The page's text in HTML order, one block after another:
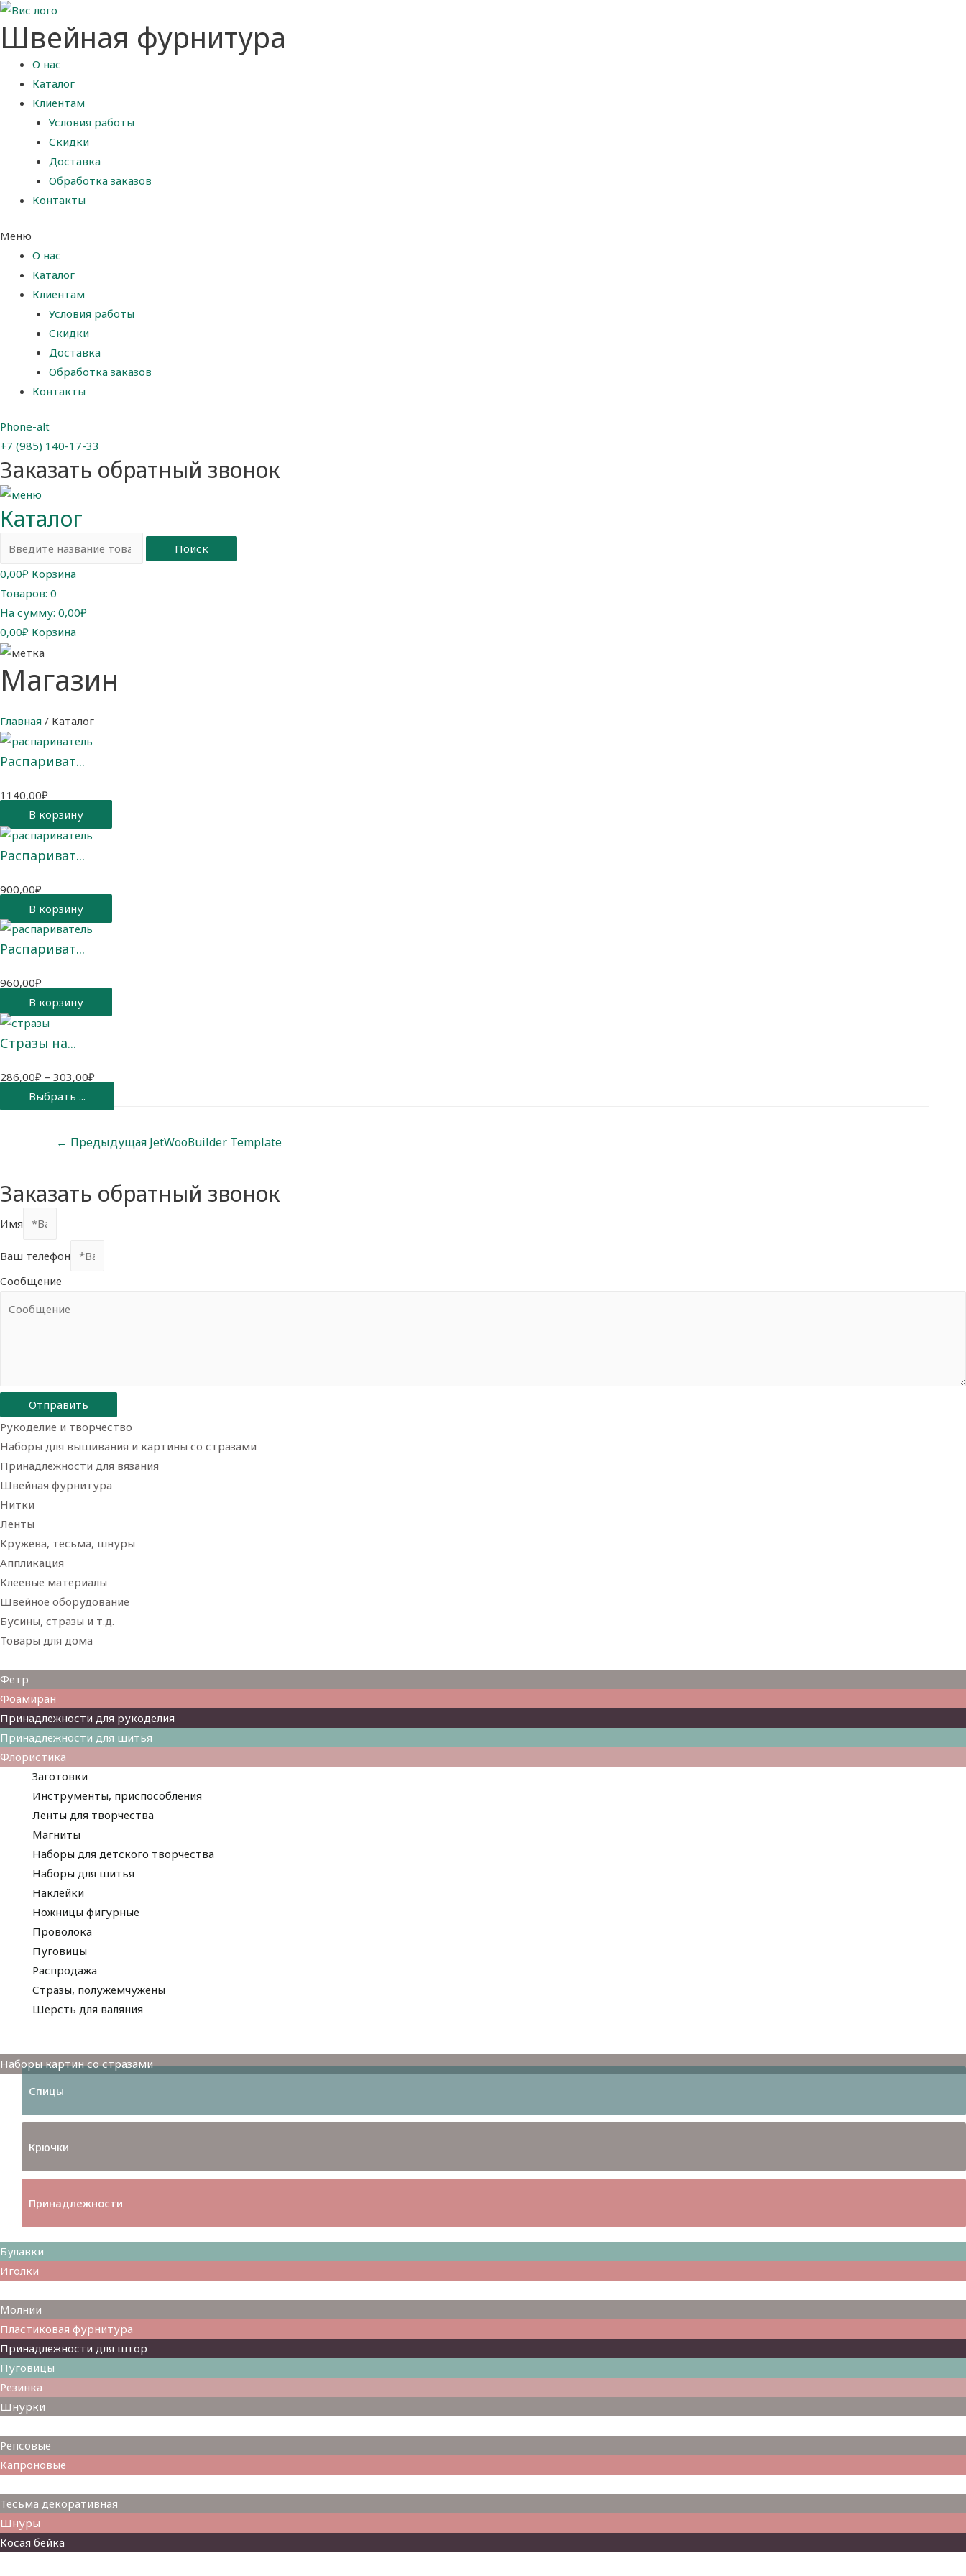
Швейная фурнитура
О нас
Каталог
Клиентам
Условия работы
Скидки
Доставка
Обработка заказов
Контакты
Меню
О нас
Каталог
Клиентам
Условия работы
Скидки
Доставка
Обработка заказов
Контакты
Phone-alt
+7 (985) 140-17-33
Заказать обратный звонок
Каталог
Поиск
0,00₽ Корзина
Товаров: 0
На сумму: 0,00₽
0,00₽ Корзина
Магазин
Главная / Каталог
Распариват...
1140,00₽
В корзину
Распариват...
900,00₽
В корзину
Распариват...
960,00₽
В корзину
Стразы на...
286,00₽ – 303,00₽
Выбрать ...
Навигация
записям
← Предыдущая JetWooBuilder Template
Заказать обратный звонок
Имя
Ваш телефон
Сообщение
Отправить
Рукоделие и творчество
Наборы для вышивания и картины со стразами
Принадлежности для вязания
Швейная фурнитура
Нитки
Ленты
Кружева, тесьма, шнуры
Аппликация
Клеевые материалы
Швейное оборудование
Бусины, стразы и т.д.
Товары для дома
Фетр
Фоамиран
Принадлежности для рукоделия
Принадлежности для шитья
Флористика
Заготовки
Инструменты, приспособления
Ленты для творчества
Магниты
Наборы для детского творчества
Наборы для шитья
Наклейки
Ножницы фигурные
Проволока
Пуговицы
Распродажа
Стразы, полужемчужены
Шерсть для валяния
Наборы картин со стразами
Спицы
Крючки
Принадлежности
Булавки
Иголки
Молнии
Пластиковая фурнитура
Принадлежности для штор
Пуговицы
Резинка
Шнурки
Репсовые
Капроновые
Тесьма декоративная
Шнуры
Косая бейка